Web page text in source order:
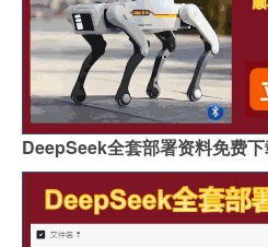
DeepSeek全套部署资料免费